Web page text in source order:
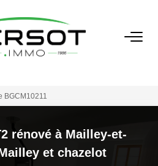
Acheter
Estimer
Vendre
BGCM10211
rénové à Mailley-et-
et chazelot